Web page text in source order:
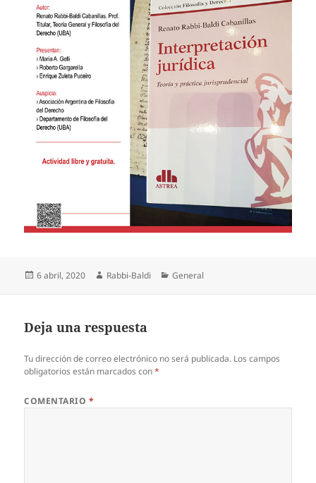
Publicado
6 abril, 2020 Autor
Rabbi-Baldi Categorías
General
Deja una respuesta
Tu dirección de correo electrónico no será publicada. Los campos
obligatorios están marcados con*
COMENTARIO *